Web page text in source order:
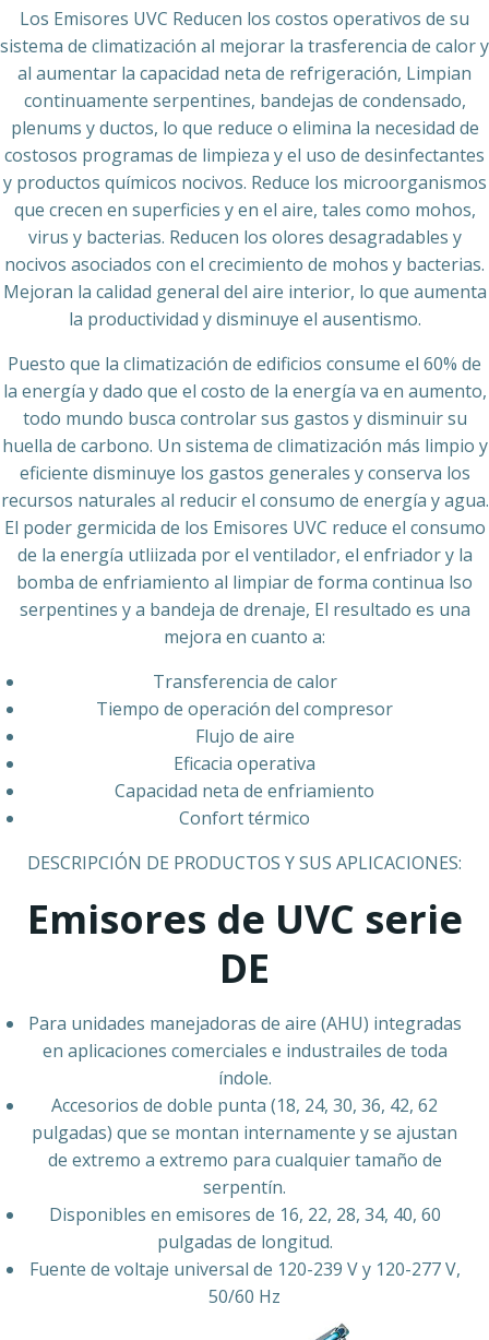
Los Emisores UVC Reducen los costos operativos de su
sistema de climatización al mejorar la trasferencia de calor y
al aumentar la capacidad neta de refrigeración, Limpian
continuamente serpentines, bandejas de condensado,
plenums y ductos, lo que reduce o elimina la necesidad de
costosos programas de limpieza y el uso de desinfectantes
y productos químicos nocivos. Reduce los microorganismos
que crecen en superficies y en el aire, tales como mohos,
virus y bacterias. Reducen los olores desagradables y
nocivos asociados con el crecimiento de mohos y bacterias.
Mejoran la calidad general del aire interior, lo que aumenta
la productividad y disminuye el ausentismo.
Puesto que la climatización de edificios consume el 60% de
la energía y dado que el costo de la energía va en aumento,
todo mundo busca controlar sus gastos y disminuir su
huella de carbono. Un sistema de climatización más limpio y
eficiente disminuye los gastos generales y conserva los
recursos naturales al reducir el consumo de energía y agua.
El poder germicida de los Emisores UVC reduce el consumo
de la energía utliizada por el ventilador, el enfriador y la
bomba de enfriamiento al limpiar de forma continua lso
serpentines y a bandeja de drenaje, El resultado es una
mejora en cuanto a:
Transferencia de calor
Tiempo de operación del compresor
Flujo de aire
Eficacia operativa
Capacidad neta de enfriamiento
Confort térmico
DESCRIPCIÓN DE PRODUCTOS Y SUS APLICACIONES:
Emisores de UVC serie
DE
Para unidades manejadoras de aire (AHU) integradas
en aplicaciones comerciales e industrailes de toda
índole.
Accesorios de doble punta (18, 24, 30, 36, 42, 62
pulgadas) que se montan internamente y se ajustan
de extremo a extremo para cualquier tamaño de
serpentín.
Disponibles en emisores de 16, 22, 28, 34, 40, 60
pulgadas de longitud.
Fuente de voltaje universal de 120-239 V y 120-277 V,
50/60 Hz